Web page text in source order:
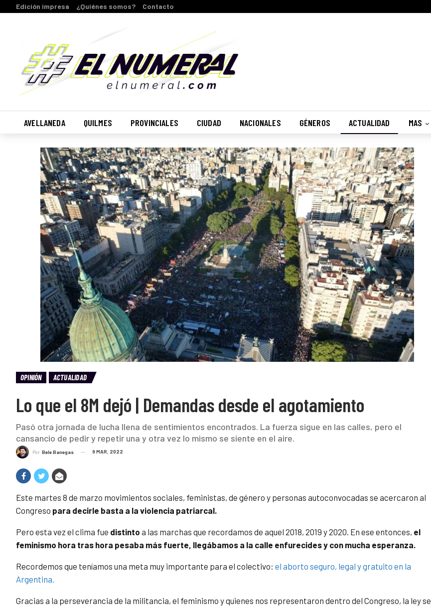
Edición impresa ¿Quiénes somos? Contacto
AVELLANEDA QUILMES PROVINCIALES CIUDAD NACIONALES GÉNEROS ACTUALIDAD MAS
OPINIÓN ACTUALIDAD
Lo que el 8M dejó | Demandas desde el agotamiento
Pasó otra jornada de lucha llena de sentimientos encontrados. La fuerza sigue en las calles, pero el
cansancio de pedir y repetir una y otra vez lo mismo se siente en el aire.
Por Bele Banegas 9 MAR, 2022
Este martes 8 de marzo movimientos sociales, feministas, de género y personas autoconvocadas se acercaron al
Congreso para decirle basta a la violencia patriarcal.
Pero esta vez el clima fue distinto a las marchas que recordamos de aquel 2018, 2019 y 2020. En ese entonces, el
feminismo hora tras hora pesaba más fuerte, llegábamos a la calle enfurecides y con mucha esperanza.
Recordemos que teníamos una meta muy importante para el colectivo: el aborto seguro, legal y gratuito en la
Argentina.
Gracias a la perseverancia de la militancia, el feminismo y quienes nos representaron dentro del Congreso, la ley se